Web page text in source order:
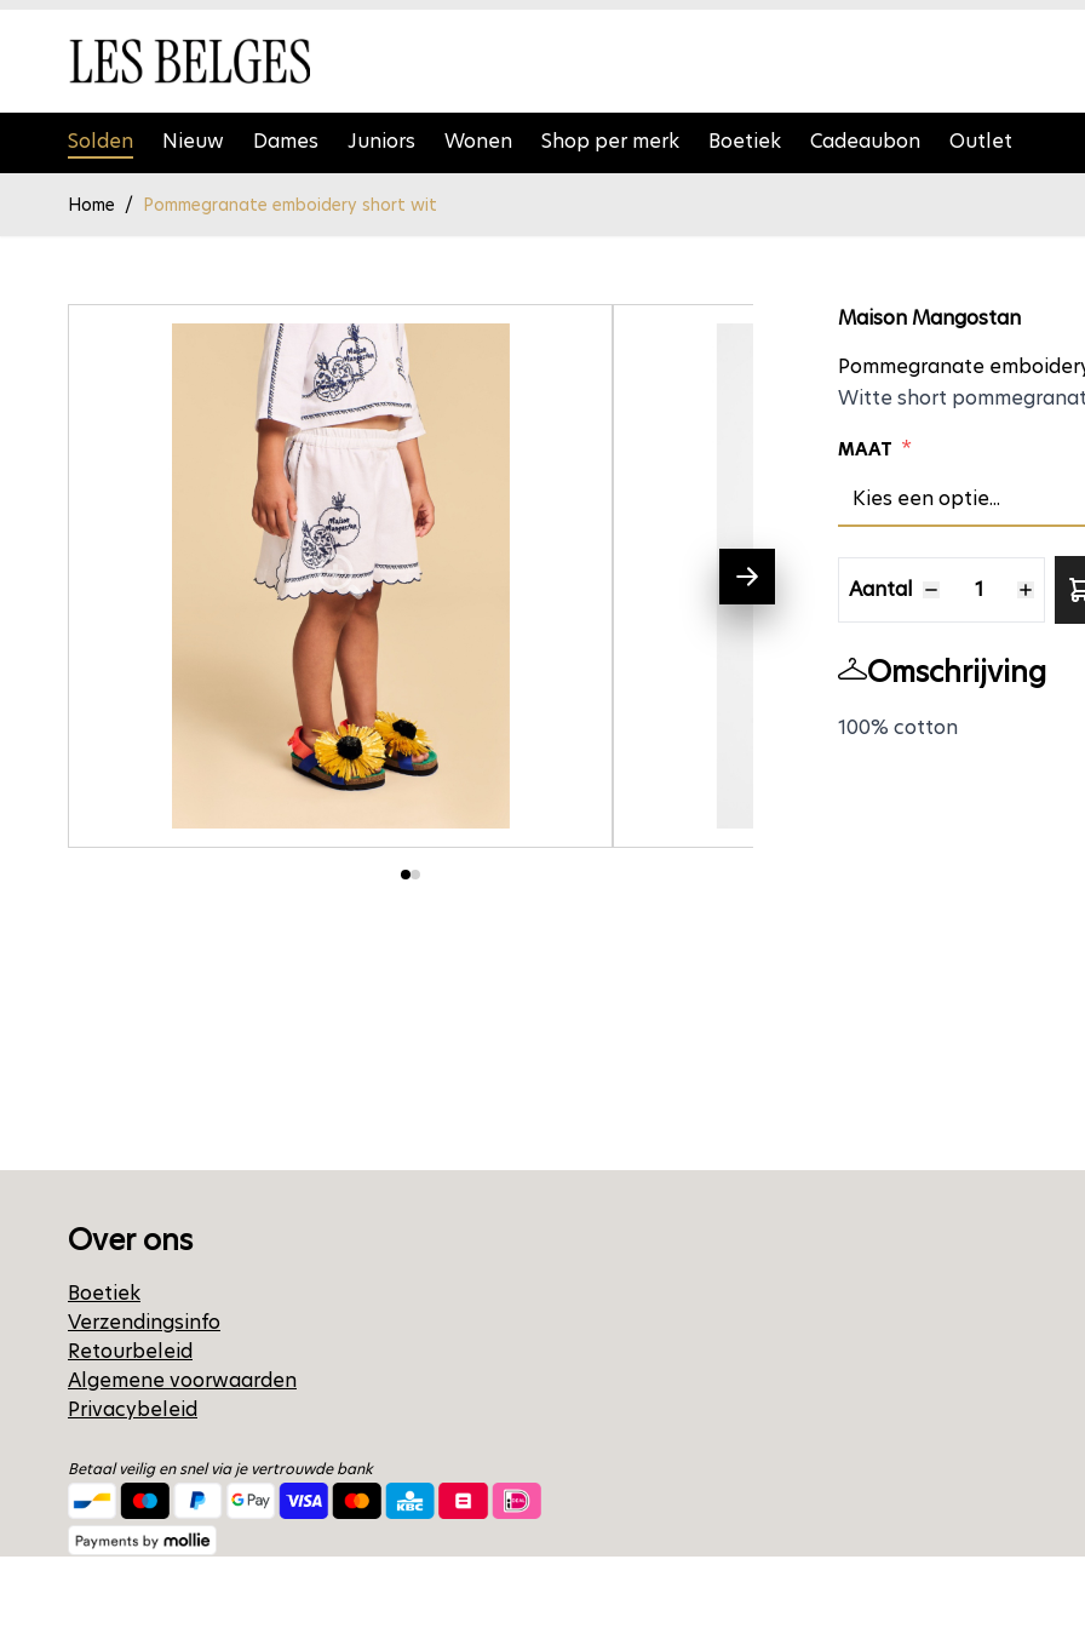
Solden Nieuw Dames Juniors Wonen Shop per merk Boetiek Cadeaubon Outlet
Home / Pommegranate emboidery short wit
Maison Mangostan
Pommegranate
Witte short
MAAT *
Aantal
Omschrijving
100% cotton
Over ons
Boetiek
Verzendingsinfo
Retourbeleid
Algemene voorwaarden
Privacybeleid
Betaal veilig en snel via je vertrouwde bank